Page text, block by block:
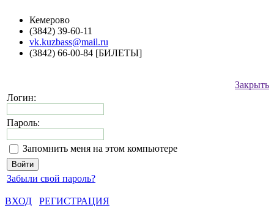
Кемерово
(3842) 39-60-11
vk.kuzbass@mail.ru
(3842) 66-00-84 [БИЛЕТЫ]
Закрыть
Логин:
Пароль:
Запомнить меня на этом компьютере
Забыли свой пароль?
ВХОД
РЕГИСТРАЦИЯ